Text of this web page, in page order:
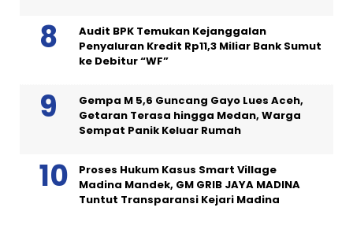
Audit BPK Temukan Kejanggalan
Penyaluran Kredit Rp11,3 Miliar Bank Sumut
ke Debitur “WF”
Gempa M 5,6 Guncang Gayo Lues Aceh,
Getaran Terasa hingga Medan, Warga
Sempat Panik Keluar Rumah
Proses Hukum Kasus Smart Village
Madina Mandek, GM GRIB JAYA MADINA
Tuntut Transparansi Kejari Madina